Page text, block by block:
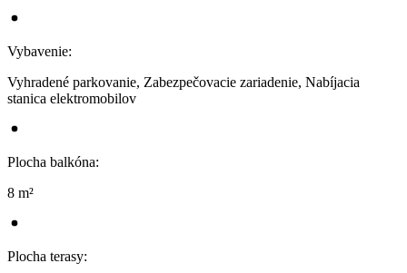
Vybavenie:
Vyhradené parkovanie, Zabezpečovacie zariadenie, Nabíjacia
stanica elektromobilov
Plocha balkóna:
8 m²
Plocha terasy: